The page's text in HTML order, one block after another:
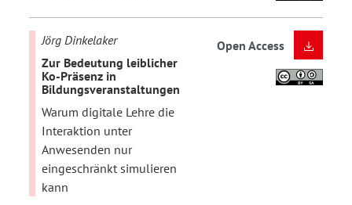
Jörg Dinkelaker
Zur Bedeutung leiblicher
Ko-Präsenz in
Bildungsveranstaltungen
Warum digitale Lehre die
Interaktion unter
Anwesenden nur
eingeschränkt simulieren
kann
Open Access